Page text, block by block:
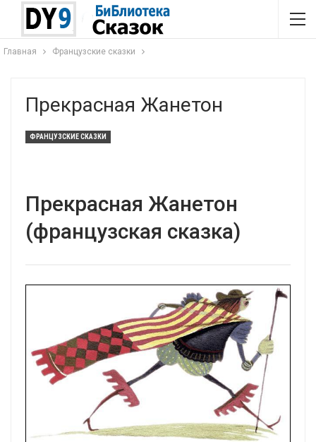
Главная Французские сказки
Прекрасная Жанетон
ФРАНЦУЗСКИЕ СКАЗКИ
Прекрасная Жанетон
(французская сказка)